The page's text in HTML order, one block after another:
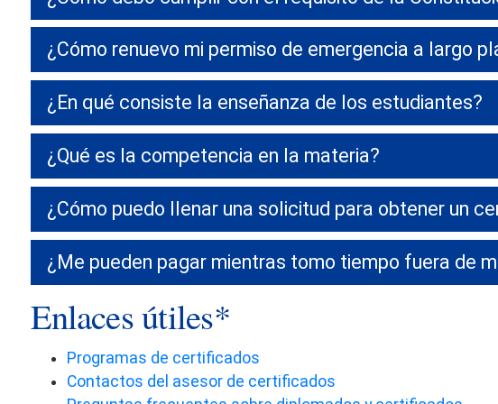
¿Cómo renuevo mi permiso de emergencia a largo
¿En qué consiste la enseñanza de los estudiantes?
¿Qué es la competencia en la materia?
¿Cómo puedo llenar una solicitud para obtener un
¿Me pueden pagar mientras tomo tiempo fuera de
Enlaces útiles*
Programas de certificados
Contactos del asesor de certificados